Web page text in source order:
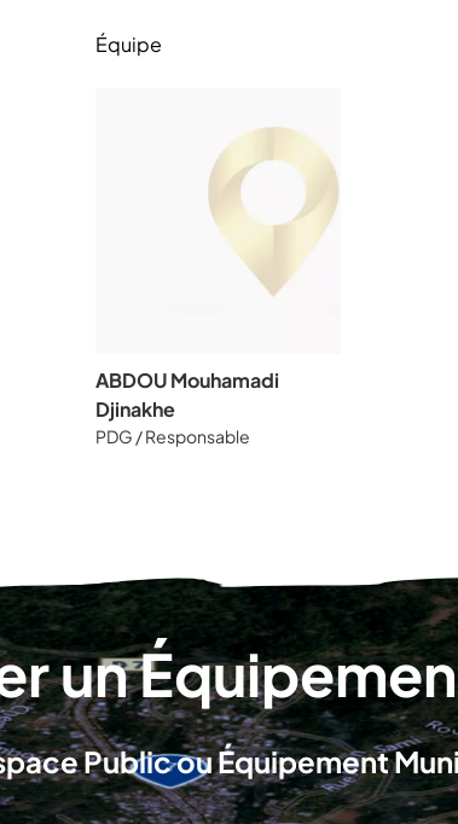
Équipe
ABDOU Mouhamadi
Djinakhe
PDG / Responsable
un
Public ou Équipement